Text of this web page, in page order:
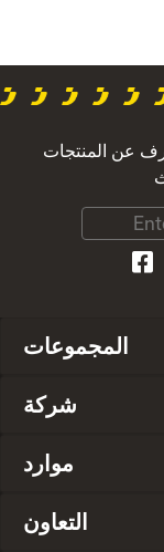
عن المنتجات
المجموعات
شركة
موارد
التعاون